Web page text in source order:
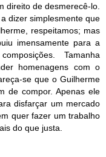
direito de desmerecê-lo.
dizer simplesmente que
respeitamos; mas
imensamente para a
Tamanha
homenagens com o
se que o Guilherme
de compor. Apenas ele
disfarçar um mercado
quer fazer um trabalho
do que justa.